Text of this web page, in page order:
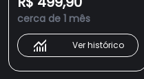
cerca de 1 mês
Ver histórico